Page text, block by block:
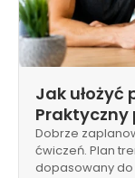
Jak
Dobrze
ćwiczeń. Plan
dopasowany